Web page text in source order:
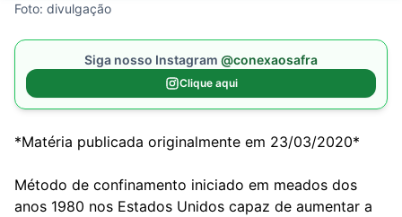
Foto: divulgação
Siga nosso Instagram @conexaosafra
Clique aqui
*Matéria publicada originalmente em 23/03/2020*
Método de confinamento iniciado em meados dos
anos 1980 nos Estados Unidos capaz de aumentar a